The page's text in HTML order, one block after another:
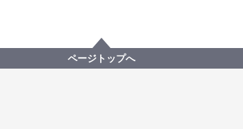
ページトップへ